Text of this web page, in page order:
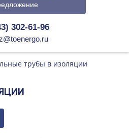
302-61-96
трубы в изоляции